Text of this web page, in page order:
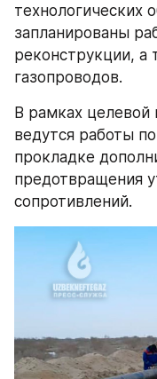
технологических
запланированы
реконструкции,
газопроводов.
В рамках целевой
ведутся работы
прокладке
предотвращения
сопротивлений.